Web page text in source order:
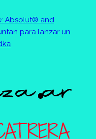
Absolut® and
para lanzar un